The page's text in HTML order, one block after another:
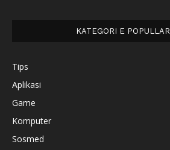
KATEGORI E
Tips
Aplikasi
Game
Komputer
Sosmed